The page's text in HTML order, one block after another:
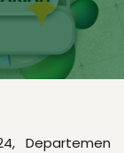
Departemen